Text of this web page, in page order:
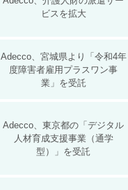
ビスを拡大
Adecco、宮城県より「令和4年
度障害者雇用プラスワン事
業」を受託
Adecco、東京都の「デジタル
人材育成支援事業（通学
型）」を受託